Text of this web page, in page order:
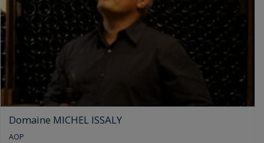
Domaine MICHEL ISSALY
AOP